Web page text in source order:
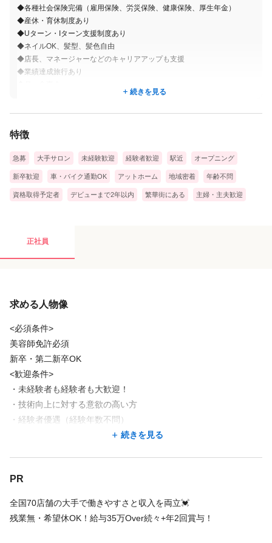
マネージャーが近くにいるので安心です。
モデル探しも会社が完全サポートなので
ご自身で探していただくお手間も不要です！
◆各種社会保険完備（雇用保険、労災保険、健康保険、厚生年金）
◆産休・育休制度あり
◆Uターン・Iターン支援制度あり
◆ネイルOK、髪型、髪色自由
◆店長、マネージャーなどのキャリアアップも支援
◆業績達成旅行あり
◆皆勤賞制度あり
続きを見る
特徴
急募 大手サロン 未経験歓迎 経験者歓迎 駅近 オープニング
新卒歓迎 車・バイク通勤OK アットホーム 地域密着 年齢不問
資格取得予定者 デビューまで2年以内 繁華街にある 主婦・主夫歓迎
正社員
求める人物像
<必須条件>
美容師免許必須
新卒・第二新卒OK
<歓迎条件>
・未経験者も経験者も大歓迎！
・技術向上に対する意欲の高い方
・経験者優遇（経験年数不問）
・アイリスト・美容スタッフ・アイデザイナー・まつ毛パーマ/マ
続きを見る
PR
全国70店舗の大手で働きやすさと収入を両立💓
残業無・希望休OK！給与35万Over続々+年2回賞与！